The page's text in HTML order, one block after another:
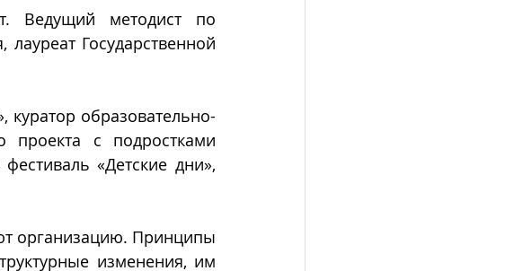
Ведущий методист по
лауреат Государственной
образовательно-
проекта с подростками
«Детские дни»,
организацию. Принципы
изменения, им